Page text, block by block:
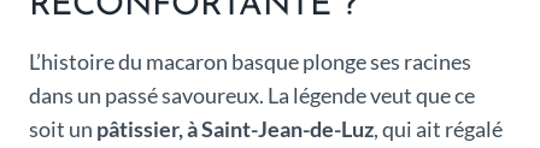
L’histoire du macaron basque plonge ses racines
dans un passé savoureux. La légende veut que ce
soit un pâtissier, à Saint-Jean-de-Luz, qui ait régalé